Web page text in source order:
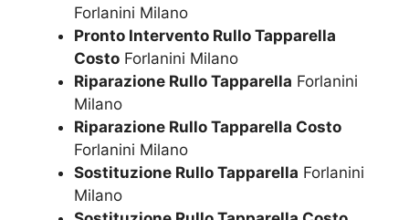
Forlanini Milano
Pronto Intervento Rullo Tapparella
Costo Forlanini Milano
Riparazione Rullo Tapparella Forlanini
Milano
Riparazione Rullo Tapparella Costo
Forlanini Milano
Sostituzione Rullo Tapparella Forlanini
Milano